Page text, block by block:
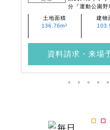
分『運動公園
土地面積
136.76m²
建物
資料請求・来場